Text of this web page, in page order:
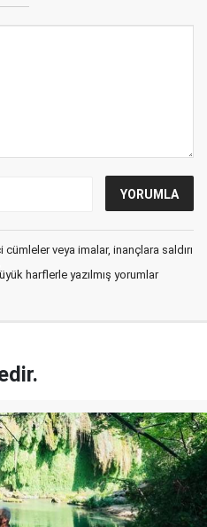
veya imalar, inançlara saldırı
harflerle yazılmış yorumlar